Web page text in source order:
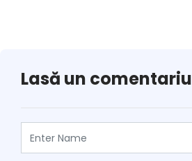
Lasă un comentariu